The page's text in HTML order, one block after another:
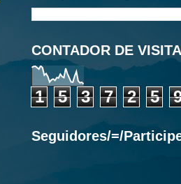
CONTADOR DE
1 5 3 7 2 5
Seguidores/=/